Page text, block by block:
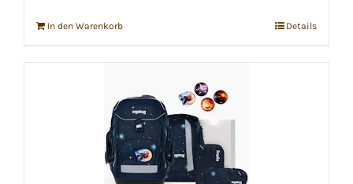
In den Warenkorb Details